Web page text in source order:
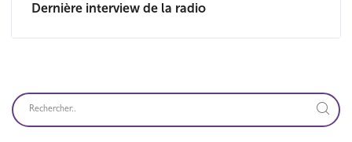
Dernière interview de la radio